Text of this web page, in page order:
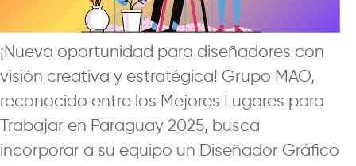
¡Nueva oportunidad para diseñadores con
visión creativa y estratégica! Grupo MAO,
reconocido entre los Mejores Lugares para
Trabajar en Paraguay 2025, busca
incorporar a su equipo un Diseñador Gráfico